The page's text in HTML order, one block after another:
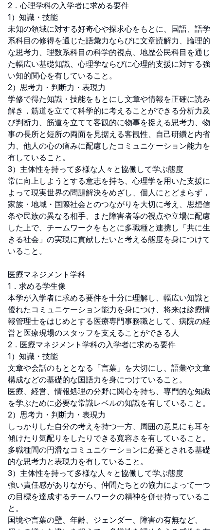
2．心理学科の入学者に求める要件
1）知識・技能
未知の領域に対する好奇心や探求心をもとに、国語、語学
系科目の修得を通じた語彙力ならびに文章読解力、論理的
な思考力、理数系科目の科学的視点、地歴公民科目を通じ
た幅広い基礎知識、心理学ならびに心理的支援に対する強
い知的関心を有していること。
2）思考力・判断力・表現力
学修で得た知識・技能をもとにし文章や情報を正確に読み
解き，筋道を立てて科学的に考えることができる分析力及
び判断力、筋道を立てて客観的に物事を捉える思考力、物
事の長所と短所の両面を見据える客観性、自己研鑽と内省
力、他人の心の痛みに配慮したコミュニケーション能力を
有していること。
3）主体性を持って多様な人々と協働して学ぶ態度
常に向上しようとする意志を持ち、心理学を用いた支援に
よって現実世界の問題解決をめざし、個人にとどまらず，
家族・地域・国際社会とのつながりを大切に考え、思想信
条や民族の異なる相手、また障害者等の視点や立場に配慮
した上で、チームワークをもとに多職種と連携し「共に生
きる社会」の実現に貢献したいと考える態度を身につけて
いること。
医療マネジメント学科
1．求める学生像
本学が入学者に求める要件を十分に理解し、幅広い知識と
優れたコミュニケーション能力を身につけ、将来は診療情
報管理士をはじめとする医療専門事務職として、病院の経
営と医療現場のスタッフを支えることができる人
2．医療マネジメント学科の入学者に求める要件
1）知識・技能
文章や会話のもととなる「言葉」を大切にし、語彙や文章
構成などの基礎的な国語力を身につけていること。
医療、経営、情報処理の分野に関心を持ち、専門的な知識
を学ぶために必要な常識レベルの知識を有していること。
2）思考力・判断力・表現力
しっかりした自分の考えを持つ一方、周囲の意見にも耳を
傾けたり気配りをしたりできる寛容さを有していること。
多職種間の円滑なコミュニケーションに必要とされる基礎
的な思考力と表現力を有していること。
3）主体性を持って多様な人々と協働して学ぶ態度
強い責任感がありながら、仲間たちとの協力によって一つ
の目標を達成するチームワークの精神を併せ持っているこ
と。
国境や言葉の壁、年齢、ジェンダー、障害の有無など、